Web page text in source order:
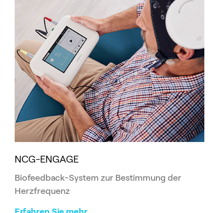
NCG-ENGAGE
Biofeedback-System zur Bestimmung der
Herzfrequenz